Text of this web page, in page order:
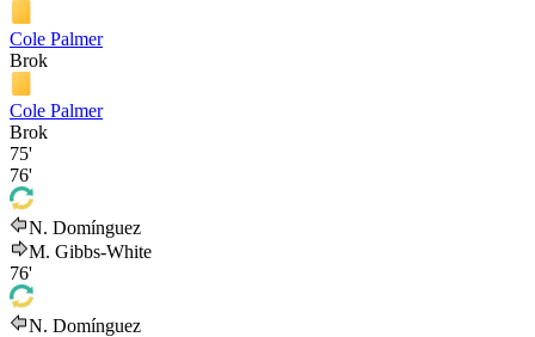
Cole Palmer
Brok
Cole Palmer
Brok
75'
76'
N. Domínguez
M. Gibbs-White
76'
N. Domínguez